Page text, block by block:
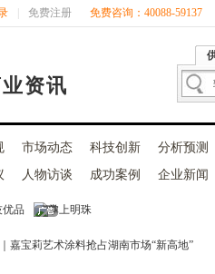
免费注册 免费咨询：40088-59137
资讯
市场动态 科技创新
分析预测
人物访谈 成功案例 企业新闻
嘉宝莉艺术涂料抢占湖南市场“新高地”